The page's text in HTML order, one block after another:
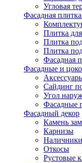
Угловая
Фасадная
Плитка
Плитка
Плитка
Фасадная
Фасадные и
Сайдинг
Угол
Фасадные
Фасадный декор
Камень
Карнизы
Наличники
Откосы
Рустовые